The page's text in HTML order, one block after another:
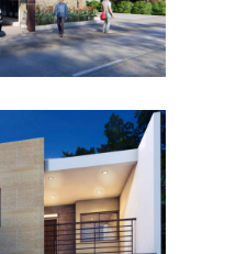
Taman
Bogor